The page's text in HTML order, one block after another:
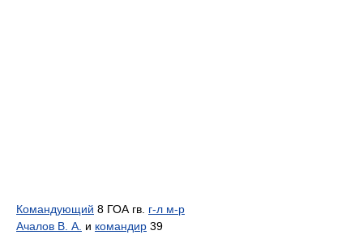
Командующий 8 ГОА гв. г-л м-р
Ачалов В. А. и командир 39